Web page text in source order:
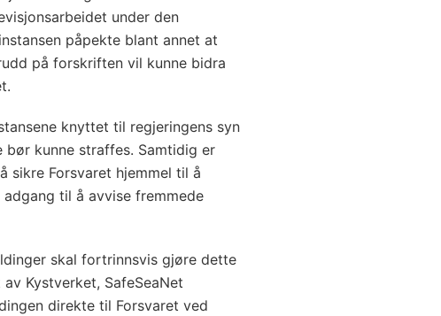
under den
påpekte blant annet at
på forskriften vil kunne bidra
knyttet til regjeringens syn
bør kunne straffes. Samtidig er
Forsvaret hjemmel til å
til å avvise fremmede
skal fortrinnsvis gjøre dette
Kystverket, SafeSeaNet
direkte til Forsvaret ved